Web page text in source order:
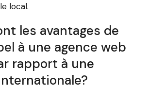
local.
les avantages de
à une agence web
rapport à une